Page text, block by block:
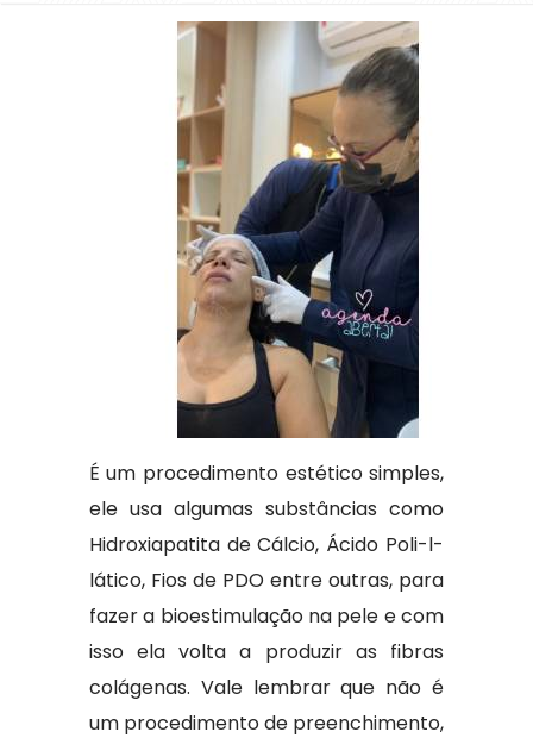
É um procedimento estético simples,
ele usa algumas substâncias como
Hidroxiapatita de Cálcio, Ácido Poli-l-
lático, Fios de PDO entre outras, para
fazer a bioestimulação na pele e com
isso ela volta a produzir as fibras
colágenas. Vale lembrar que não é
um procedimento de preenchimento,